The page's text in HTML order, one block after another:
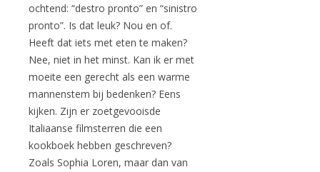
ochtend: “destro pronto” en “sinistro
pronto”. Is dat leuk? Nou en of.
Heeft dat iets met eten te maken?
Nee, niet in het minst. Kan ik er met
moeite een gerecht als een warme
mannenstem bij bedenken? Eens
kijken. Zijn er zoetgevooisde
Italiaanse filmsterren die een
kookboek hebben geschreven?
Zoals Sophia Loren, maar dan van